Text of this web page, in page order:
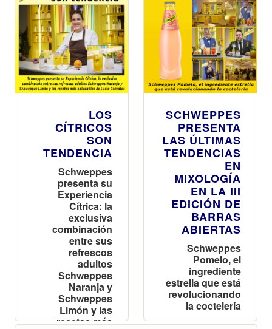
LOS
CÍTRICOS
SON
TENDENCIA
Schweppes
presenta su
Experiencia
Cítrica: la
exclusiva
combinación
entre sus
refrescos
adultos
Schweppes
Naranja y
Schweppes
Limón y las
recetas más
SCHWEPPES
PRESENTA
LAS ÚLTIMAS
TENDENCIAS
EN
MIXOLOGÍA
EN LA III
EDICIÓN DE
BARRAS
ABIERTAS
Schweppes
Pomelo, el
ingrediente
estrella que está
revolucionando
la coctelería